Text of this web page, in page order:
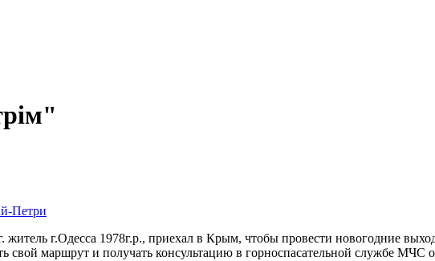
Петри
житель г.Одесса 1978г.р., приехал в Крым, чтобы провести новогодние
свой маршрут и получать консультацию в горноспасательной службе МЧС